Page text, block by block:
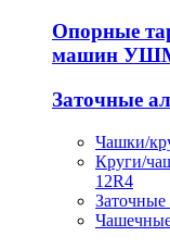
Опорные
машин
Заточные
Чашки/
Круги/
12R4
Заточные
Чашечные